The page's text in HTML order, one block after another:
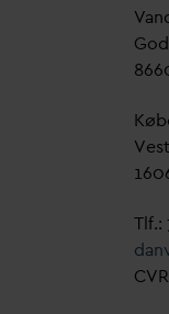
V
Tlf.:
dan